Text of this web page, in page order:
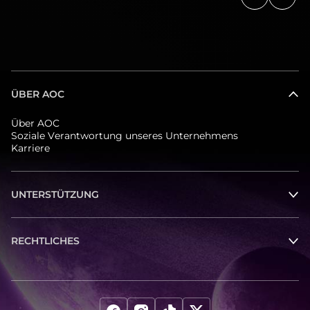
ÜBER AOC
Über AOC
Soziale Verantwortung unseres Unternehmens
Karriere
UNTERSTÜTZUNG
RECHTLICHES